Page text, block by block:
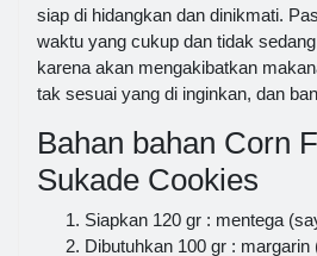
siap di hidangkan dan dinikmati.
waktu yang cukup dan tidak
karena akan mengakibatkan
tak sesuai yang di inginkan, dan
Bahan bahan Corn
Sukade Cookies
Siapkan 120 gr : mentega
Dibutuhkan 100 gr :